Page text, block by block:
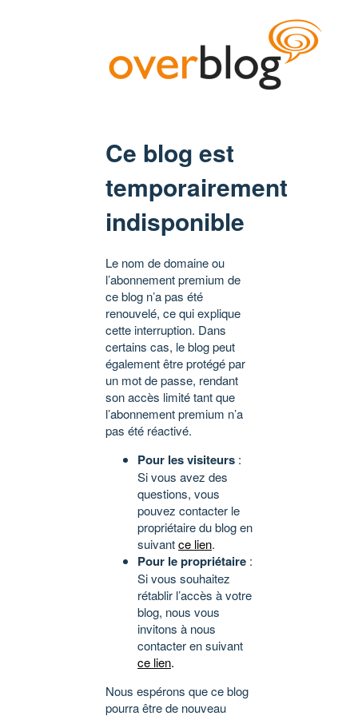
Ce blog est
temporairement
indisponible
Le nom de domaine ou
l’abonnement premium de
ce blog n’a pas été
renouvelé, ce qui explique
cette interruption. Dans
certains cas, le blog peut
également être protégé par
un mot de passe, rendant
son accès limité tant que
l’abonnement premium n’a
pas été réactivé.
Pour les visiteurs :
Si vous avez des
questions, vous
pouvez contacter le
propriétaire du blog en
suivantce lien.
Pour le propriétaire :
Si vous souhaitez
rétablir l’accès à votre
blog, nous vous
invitons à nous
contacter en suivant
ce lien.
Nous espérons que ce blog
pourra être de nouveau